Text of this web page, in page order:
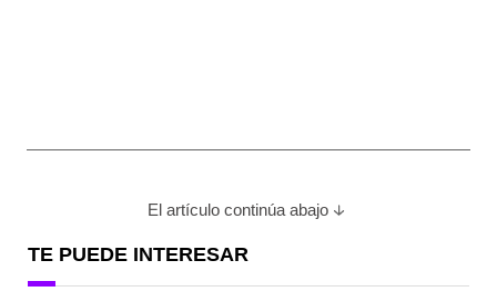
El artículo continúa abajo
TE PUEDE INTERESAR